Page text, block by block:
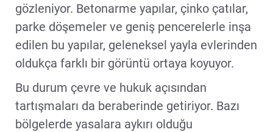
gözleniyor. Betonarme yapılar, çinko çatılar,
parke döşemeler ve geniş pencerelerle inşa
edilen bu yapılar, geleneksel yayla evlerinden
oldukça farklı bir görüntü ortaya koyuyor.
Bu durum çevre ve hukuk açısından
tartışmaları da beraberinde getiriyor. Bazı
bölgelerde yasalara aykırı olduğu